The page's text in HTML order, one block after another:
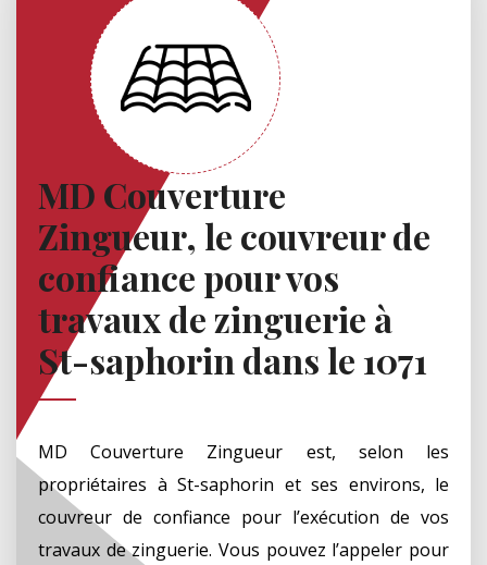
MD Couverture
Zingueur, le couvreur de
confiance pour vos
travaux de zinguerie à
St-saphorin dans le 1071
MD Couverture Zingueur est, selon les
propriétaires à St-saphorin et ses environs, le
couvreur de confiance pour l’exécution de vos
travaux de zinguerie. Vous pouvez l’appeler pour